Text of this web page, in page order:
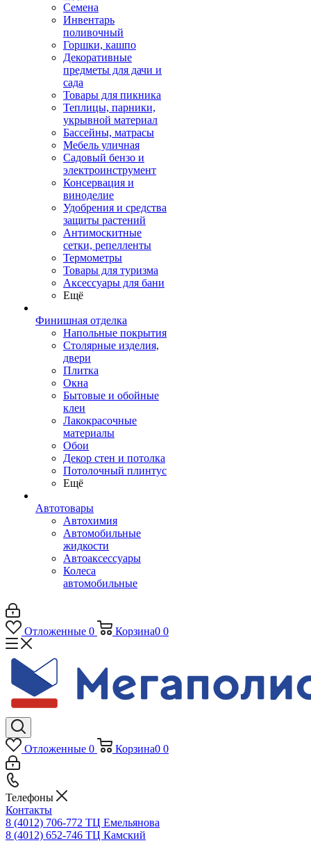
Семена
Инвентарь
поливочный
Горшки, кашпо
Декоративные
предметы для дачи и
сада
Товары для пикника
Теплицы, парники,
укрывной материал
Бассейны, матрасы
Мебель уличная
Садовый бензо и
электроинструмент
Консервация и
виноделие
Удобрения и средства
защиты растений
Антимоскитные
сетки, репелленты
Термометры
Товары для туризма
Аксессуары для бани
Ещё
Финишная отделка
Напольные покрытия
Столярные изделия,
двери
Плитка
Окна
Бытовые и обойные
клеи
Лакокрасочные
материалы
Обои
Декор стен и потолка
Потолочный плинтус
Ещё
Автотовары
Автохимия
Автомобильные
жидкости
Автоаксессуары
Колеса
автомобильные
Отложенные 0 Корзина0 0
Отложенные 0 Корзина0 0
Телефоны
Контакты
8 (4012) 706-772 ТЦ Емельянова
8 (4012) 652-746 ТЦ Камский